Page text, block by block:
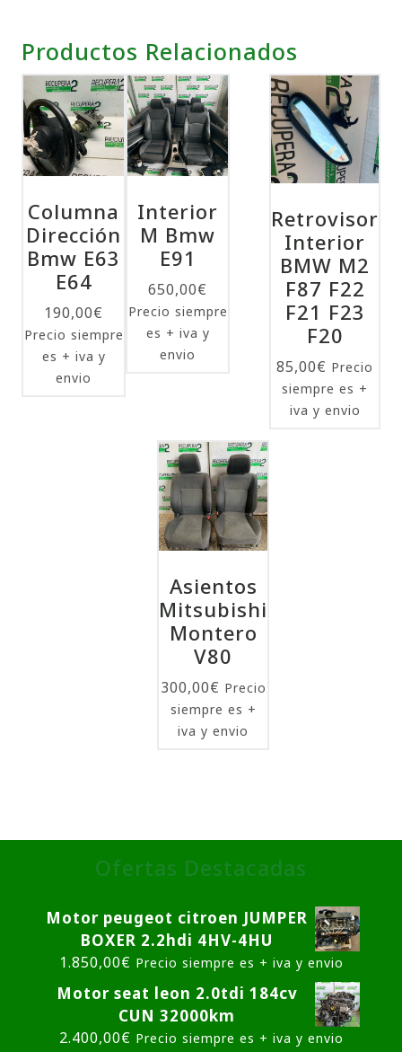
Productos Relacionados
Columna
Dirección
Bmw E63
E64
190,00€
Precio siempre
es + iva y
envio
Retrovisor
Interior
BMW M2
F87 F22
F21 F23
F20
85,00€ Precio
siempre es +
iva y envio
Interior
M Bmw
E91
650,00€
Precio siempre
es + iva y
envio
Asientos
Mitsubishi
Montero
V80
300,00€ Precio
siempre es +
iva y envio
Ofertas Destacadas
Motor peugeot citroen JUMPER
BOXER 2.2hdi 4HV-4HU
1.850,00€ Precio siempre es + iva y envio
Motor seat leon 2.0tdi 184cv
CUN 32000km
2.400,00€ Precio siempre es + iva y envio